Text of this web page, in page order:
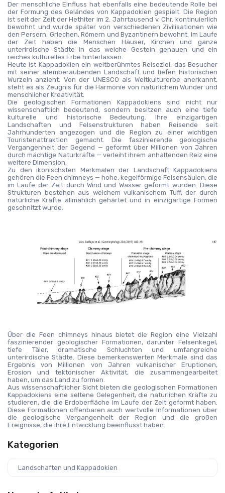
Der menschliche Einfluss hat ebenfalls eine bedeutende Rolle bei
der Formung des Geländes von Kappadokien gespielt. Die Region
ist seit der Zeit der Hethiter im 2. Jahrtausend v. Chr. kontinuierlich
bewohnt und wurde später von verschiedenen Zivilisationen wie
den Persern, Griechen, Römern und Byzantinern bewohnt. Im Laufe
der Zeit haben die Menschen Häuser, Kirchen und ganze
unterirdische Städte in das weiche Gestein gehauen und ein
reiches kulturelles Erbe hinterlassen.
Heute ist Kappadokien ein weltberühmtes Reiseziel, das Besucher
mit seiner atemberaubenden Landschaft und tiefen historischen
Wurzeln anzieht. Von der UNESCO als Weltkulturerbe anerkannt,
steht es als Zeugnis für die Harmonie von natürlichem Wunder und
menschlicher Kreativität.
Die geologischen Formationen Kappadokiens sind nicht nur
wissenschaftlich bedeutend, sondern besitzen auch eine tiefe
kulturelle und historische Bedeutung. Ihre einzigartigen
Landschaften und Felsenstrukturen haben Reisende seit
Jahrhunderten angezogen und die Region zu einer wichtigen
Touristenattraktion gemacht. Die faszinierende geologische
Vergangenheit der Gegend — geformt über Millionen von Jahren
durch mächtige Naturkräfte — verleiht ihrem anhaltenden Reiz eine
weitere Dimension.
Zu den ikonischsten Merkmalen der Landschaft Kappadokiens
gehören die Feen chimneys — hohe, kegelförmige Felsensäulen, die
im Laufe der Zeit durch Wind und Wasser geformt wurden. Diese
Strukturen bestehen aus weichem vulkanischem Tuff, der durch
natürliche Kräfte allmählich gehärtet und in einzigartige Formen
geschnitzt wurde.
Über die Feen chimneys hinaus bietet die Region eine Vielzahl
faszinierender geologischer Formationen, darunter Felsenkegel,
tiefe Täler, dramatische Schluchten und umfangreiche
unterirdische Städte. Diese bemerkenswerten Merkmale sind das
Ergebnis von Millionen von Jahren vulkanischer Eruptionen,
Erosion und tektonischer Aktivität, die zusammengearbeitet
haben, um das Land zu formen.
Aus wissenschaftlicher Sicht bieten die geologischen Formationen
Kappadokiens eine seltene Gelegenheit, die natürlichen Kräfte zu
studieren, die die Erdoberfläche im Laufe der Zeit geformt haben.
Diese Formationen offenbaren auch wertvolle Informationen über
die geologische Vergangenheit der Region und die großen
Ereignisse, die ihre Entwicklung beeinflusst haben.
Kategorien
Landschaften und Kappadokien